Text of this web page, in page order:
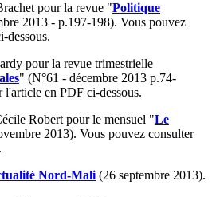
pour la revue "Politique
2013 - p.197-198). Vous pouvez
dessous.
pour la revue trimestrielle
" (N°61 - décembre 2013 p.74-
l'article en PDF ci-dessous.
Robert pour le mensuel "Le
2013). Vous pouvez consulter
Nord-Mali (26 septembre 2013).